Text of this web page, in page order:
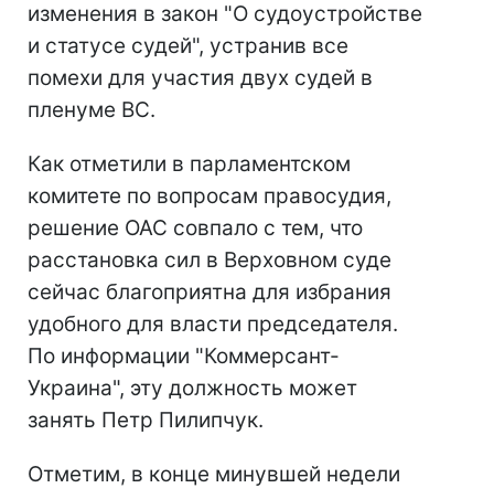
изменения в закон "О судоустройстве
и статусе судей", устранив все
помехи для участия двух судей в
пленуме ВС.
Как отметили в парламентском
комитете по вопросам правосудия,
решение ОАС совпало с тем, что
расстановка сил в Верховном суде
сейчас благоприятна для избрания
удобного для власти председателя.
По информации "Коммерсант-
Украина", эту должность может
занять Петр Пилипчук.
Отметим, в конце минувшей недели